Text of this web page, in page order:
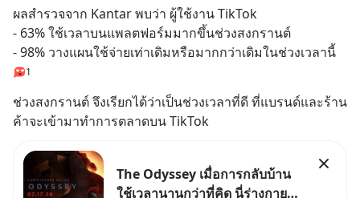
ผลสำรวจจาก Kantar พบว่า ผู้ใช้งาน TikTok
- 63% ใช้เวลาบนแพลตฟอร์มมากขึ้นช่วงสงกรานต์
- 98% วางแผนใช้จ่ายเท่าเดิมหรือมากกว่าเดิมในช่วงเวลานี้
1
ช่วงสงกรานต์ จึงเรียกได้ว่าเป็นช่วงเวลาที่ดี ที่แบรนด์และร้าน
ค้าจะเข้ามาทำการตลาดบน TikTok
The Odyssey เมื่อการกลับบ้าน
ใช้เวลานานกว่าที่คิด นี่ร่างกาย